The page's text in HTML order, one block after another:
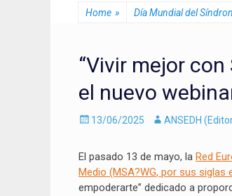
Home » Día Mundial del
“Vivir mejor
el nuevo
Enviado
13/06/2025 AutorANSEDH
El pasado 13 de mayo, la Red
Medio (MSA?WG, por sus siglas
empoderarte” dedicado a